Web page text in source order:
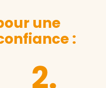
une
: